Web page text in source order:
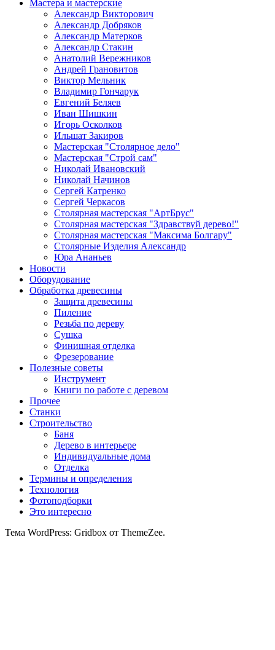
Мастера и мастерские
Александр Викторович
Александр Добряков
Александр Матерков
Александр Стакин
Анатолий Вережников
Андрей Грановитов
Виктор Мельник
Владимир Гончарук
Евгений Беляев
Иван Шишкин
Игорь Осколков
Ильшат Закиров
Мастерская "Столярное дело"
Мастерская "Строй сам"
Николай Ивановский
Николай Начинов
Сергей Катренко
Сергей Черкасов
Столярная мастерская "АртБрус"
Столярная мастерская "Здравствуй дерево!"
Столярная мастерская "Максима Болгару"
Столярные Изделия Александр
Юра Ананьев
Новости
Оборудование
Обработка древесины
Защита древесины
Пиление
Резьба по дереву
Сушка
Финишная отделка
Фрезерование
Полезные советы
Инструмент
Книги по работе с деревом
Прочее
Станки
Строительство
Баня
Дерево в интерьере
Индивидуальные дома
Отделка
Термины и определения
Технология
Фотоподборки
Это интересно
Тема WordPress: Gridbox от ThemeZee.